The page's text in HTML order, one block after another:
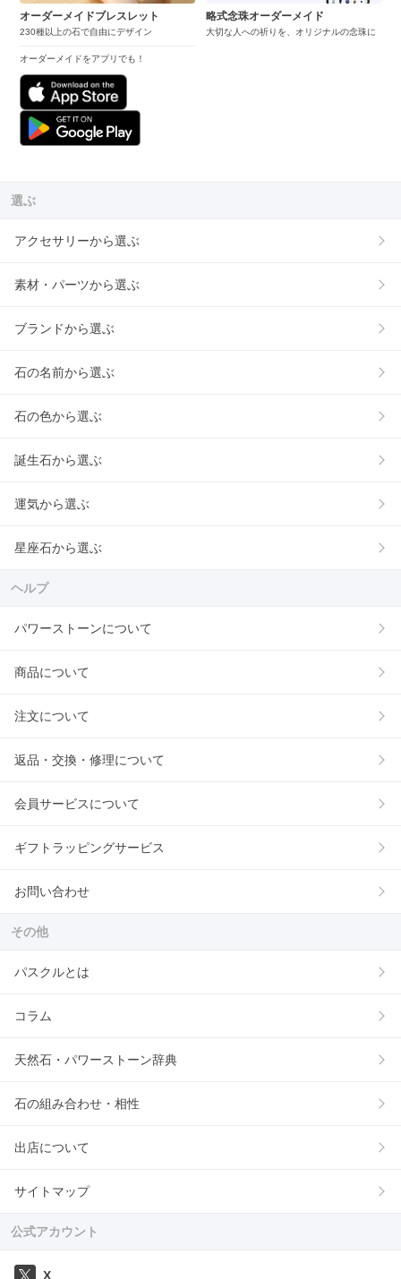
オーダーメイドブレスレット
230種以上の石で自由にデザイン
オーダーメイドをアプリでも！
略式念珠オーダーメイド
大切な人への祈りを、オリジナルの念珠に
選ぶ
アクセサリーから選ぶ
素材・パーツから選ぶ
ブランドから選ぶ
石の名前から選ぶ
石の色から選ぶ
誕生石から選ぶ
運気から選ぶ
星座石から選ぶ
ヘルプ
パワーストーンについて
商品について
注文について
返品・交換・修理について
会員サービスについて
ギフトラッピングサービス
お問い合わせ
その他
パスクルとは
コラム
天然石・パワーストーン辞典
石の組み合わせ・相性
出店について
サイトマップ
公式アカウント
X